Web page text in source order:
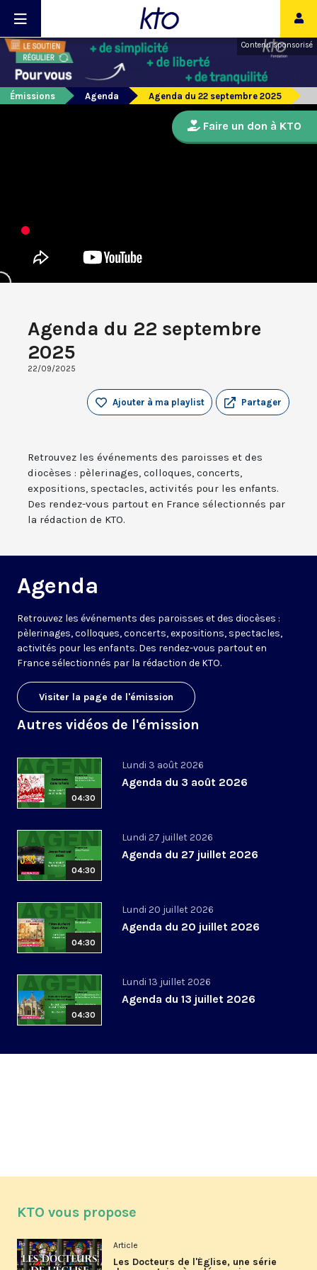
Contenu sponsorisé
Émissions Agenda Agenda du 22 septembre 2025
Agenda du 22 septembre
2025
22/09/2025
Partager
Ajouter à ma playlist
Retrouvez les événements des paroisses et des
diocèses : pèlerinages, colloques, concerts,
expositions, spectacles, activités pour les enfants.
Des rendez-vous partout en France sélectionnés par
la rédaction de KTO.
Agenda
Retrouvez les événements des paroisses et des diocèses :
pèlerinages, colloques, concerts, expositions, spectacles,
activités pour les enfants. Des rendez-vous partout en
France sélectionnés par la rédaction de KTO.
Visiter la page de l'émission
Autres vidéos de l'émission
04:30
Lundi 3 août 2026
Agenda du 3 août 2026
04:30
Lundi 27 juillet 2026
Agenda du 27 juillet 2026
04:30
Lundi 20 juillet 2026
Agenda du 20 juillet 2026
04:30
Lundi 13 juillet 2026
Agenda du 13 juillet 2026
Faire un don à KTO
KTO vous propose
Article
Les Docteurs de l'Église, une série